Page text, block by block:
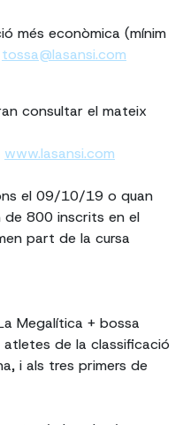
més econòmica (mínim
tossa@lasansi.com
consultar el mateix
www.lasansi.com
el 09/10/19 o quan
de 800 inscrits en el
part de la cursa
Megalítica + bossa
de la classificació
i als tres primers de